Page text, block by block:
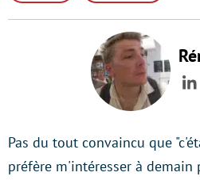
Pas du tout convaincu que
préfère m'intéresser à